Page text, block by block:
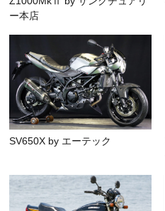
ー本店
SV650X by エーテック